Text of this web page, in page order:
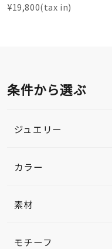
¥19,800(tax in)
条件から選ぶ
ジュエリー
カラー
素材
モチーフ